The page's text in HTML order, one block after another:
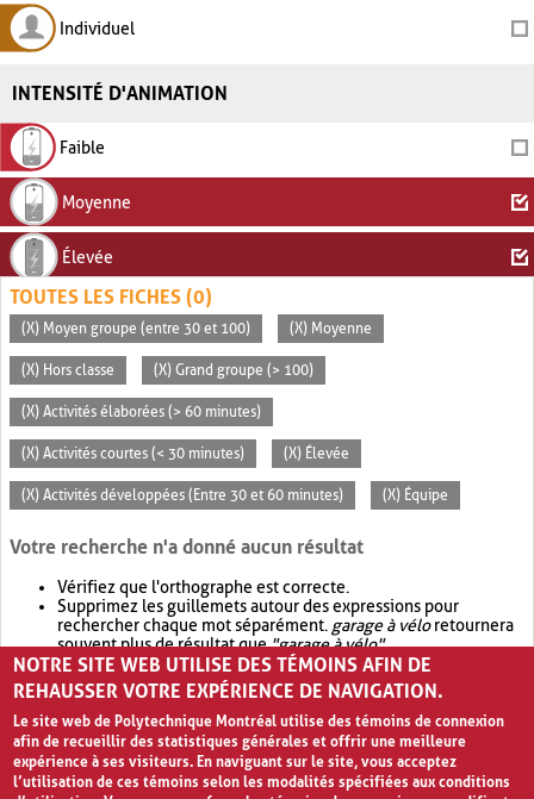
Individuel
INTENSITÉ D'ANIMATION
Faible
Moyenne
Élevée
TOUTES LES FICHES (0)
(X) Moyen groupe (entre 30 et 100) (X) Moyenne
(X) Hors classe (X) Grand groupe (> 100)
(X) Activités élaborées (> 60 minutes)
(X) Activités courtes (< 30 minutes) (X) Élevée
(X) Activités développées (Entre 30 et 60 minutes) (X) Équipe
Votre recherche n'a donné aucun résultat
Vérifiez que l'orthographe est correcte.
Supprimez les guillemets autour des expressions pour
rechercher chaque mot séparément. garage à véloretournera
souvent plus de résultat que"garage à vélo".
Envisagez d'élargir votre recherche avec OR.garage OR vélo
retournera souvent plus de résultat quegarage à vélo
NOTRE SITE WEB UTILISE DES TÉMOINS AFIN DE
REHAUSSER VOTRE EXPÉRIENCE DE NAVIGATION.
Le site web de Polytechnique Montréal utilise des témoins de connexion
afin de recueillir des statistiques générales et offrir une meilleure
expérience à ses visiteurs. En naviguant sur le site, vous acceptez
l’utilisation de ces témoins selon les modalités spécifiées aux conditions